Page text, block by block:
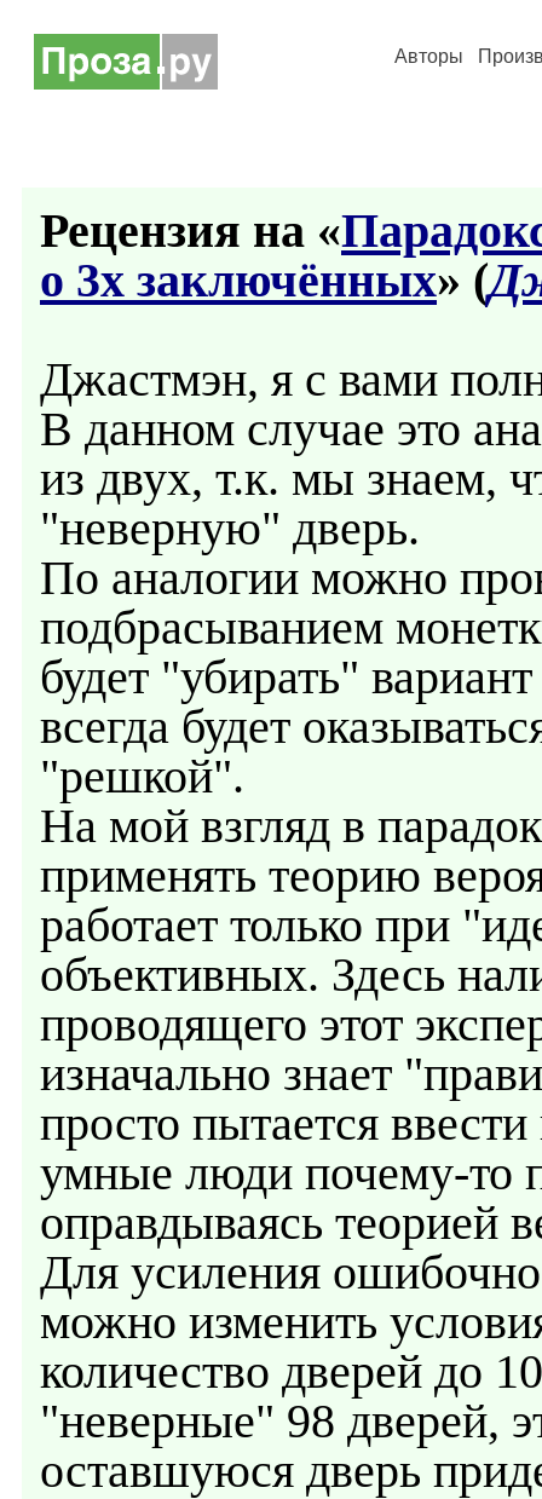
Авторы
Рецензия на «
о 3х заключённых» (
Джастмэн, я с вами
В данном случае это
из двух, т.к. мы знаем,
"неверную" дверь.
По аналогии можно
подбрасыванием
будет "убирать"
всегда будет
"решкой".
На мой взгляд в
применять теорию
работает только при
объективных. Здесь
проводящего этот
изначально знает
просто пытается
умные люди почему-то
оправдываясь теорией
Для усиления
можно изменить
количество дверей до
"неверные" 98 дверей,
оставшуюся дверь